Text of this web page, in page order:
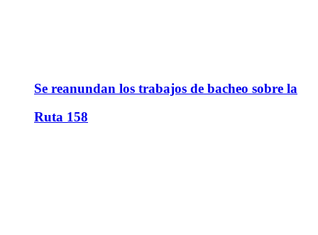
Se reanundan los trabajos de bacheo sobre la
Ruta 158